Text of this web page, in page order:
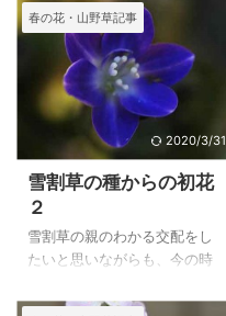
本では栽培している方が少な
いのか検索をしても見つかり
ませんでした。
ラヌンクルス パルナシフォリ
ウス（Ranunculus
parnassifolius）は日本で栽培
している方から種をいただい
たもので、数年素敵な花を見
ることが出来ています。
春の花・山野草記事
2020/3/31
雪割草の種からの初花
２
雪割草の親のわかる交配をし
たいと思いながらも、今の時
らの交配になってしまうの